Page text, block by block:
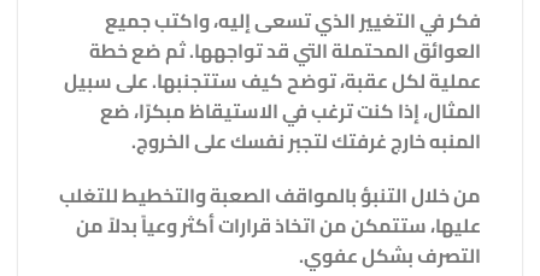
فكر في التغيير الذي تسعى إليه، واكتب جميع
العوائق المحتملة التي قد تواجهها. ثم ضع خطة
عملية لكل عقبة، توضح كيف ستتجنبها. على سبيل
المثال، إذا كنت ترغب في الاستيقاظ مبكرًا، ضع
المنبه خارج غرفتك لتجبر نفسك على الخروج.
من خلال التنبؤ بالمواقف الصعبة والتخطيط للتغلب
عليها، ستتمكن من اتخاذ قرارات أكثر وعياً بدلاً من
التصرف بشكل عفوي.